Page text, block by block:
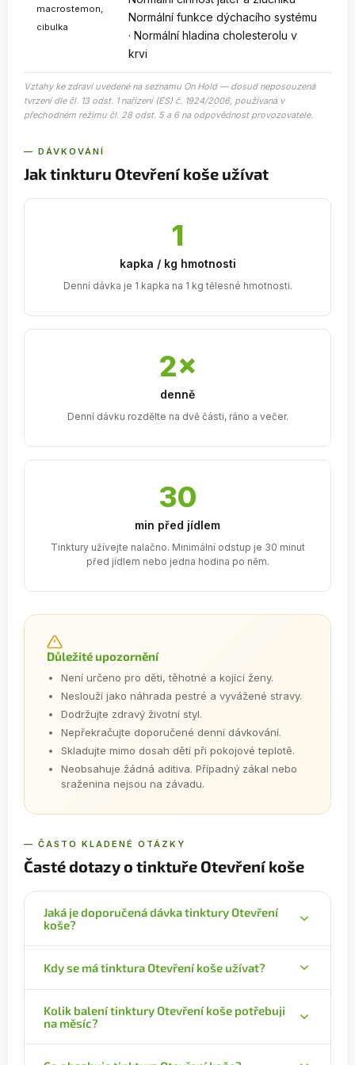
macrostemon,
cibulka
Normální funkce dýchacího systému
· Normální hladina cholesterolu v
krvi
Vztahy ke zdraví uvedené na seznamu On Hold — dosud neposouzená
tvrzení dle čl. 13 odst. 1 nařízení (ES) č. 1924/2006, používaná v
přechodném režimu čl. 28 odst. 5 a 6 na odpovědnost provozovatele.
— DÁVKOVÁNÍ
Jak tinkturu Otevření koše užívat
1
kapka / kg hmotnosti
Denní dávka je 1 kapka na 1 kg tělesné hmotnosti.
2×
denně
Denní dávku rozdělte na dvě části, ráno a večer.
30
min před jídlem
Tinktury užívejte nalačno. Minimální odstup je 30 minut
před jídlem nebo jedna hodina po něm.
Důležité upozornění
Není určeno pro děti, těhotné a kojící ženy.
Neslouží jako náhrada pestré a vyvážené stravy.
Dodržujte zdravý životní styl.
Nepřekračujte doporučené denní dávkování.
Skladujte mimo dosah dětí při pokojové teplotě.
Neobsahuje žádná aditiva. Případný zákal nebo
sraženina nejsou na závadu.
— ČASTO KLADENÉ OTÁZKY
Časté dotazy o tinktuře Otevření koše
Jaká je doporučená dávka tinktury Otevření
koše?
Denní dávku rozdělte na dvě části, ráno a večer –
pokud vážíte 70 kg, dáte si 35 kapek ráno a 35
kapek večer.
Kdy se má tinktura Otevření koše užívat?
minut před jídlem nebo jedna hodina po něm. Před
Kolik balení tinktury Otevření koše potřebuji
na měsíc?